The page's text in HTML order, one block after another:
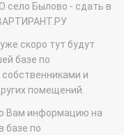
село Былово - сдать в
скоро тут будут
базе по
и
помещений.
Вам информацию на
базе по